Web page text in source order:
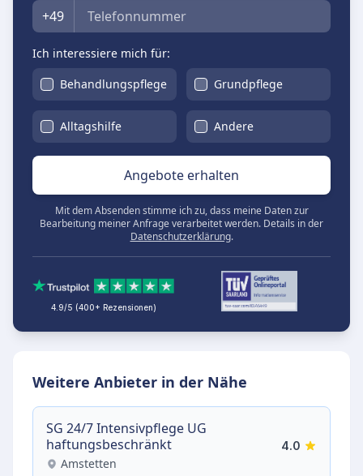
Telefon
+49
Ich interessiere mich für:
Behandlungspflege
Grundpflege
Alltagshilfe Andere
Angebote erhalten
Mit dem Absenden stimme ich zu, dass meine Daten zur
Bearbeitung meiner Anfrage verarbeitet werden. Details in der
Datenschutzerklärung.
4.9/5 (400+ Rezensionen)
Weitere Anbieter in der Nähe
SG 24/7 Intensivpflege UG
haftungsbeschränkt
Amstetten
4.0